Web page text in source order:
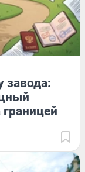
завода: